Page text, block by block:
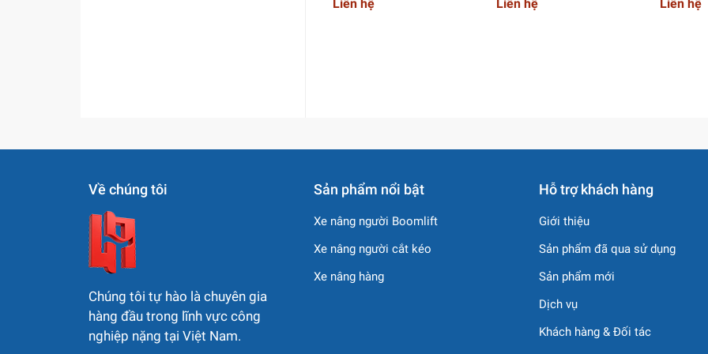
Liên hệ
Liên hệ
Liên hệ
Về chúng tôi
Chúng tôi tự hào là chuyên gia
hàng đầu trong lĩnh vực công
nghiệp nặng tại Việt Nam.
Sản phẩm nổi bật
Xe nâng người Boomlift
Xe nâng người cắt kéo
Xe nâng hàng
Hỗ trợ khách hàng
Giới thiệu
Sản phẩm đã qua sử dụng
Sản phẩm mới
Dịch vụ
Khách hàng & Đối tác